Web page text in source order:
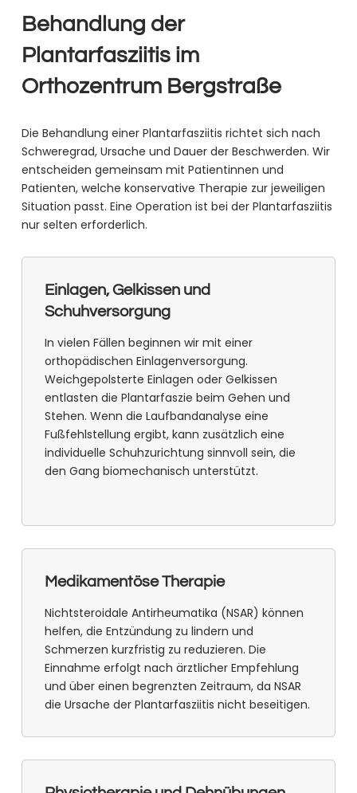
Behandlung der
Plantarfasziitis im
Orthozentrum Bergstraße
Die Behandlung einer Plantarfasziitis richtet sich nach
Schweregrad, Ursache und Dauer der Beschwerden. Wir
entscheiden gemeinsam mit Patientinnen und
Patienten, welche konservative Therapie zur jeweiligen
Situation passt. Eine Operation ist bei der Plantarfasziitis
nur selten erforderlich.
Einlagen, Gelkissen und
Schuhversorgung
In vielen Fällen beginnen wir mit einer
orthopädischen Einlagenversorgung.
Weichgepolsterte Einlagen oder Gelkissen
entlasten die Plantarfaszie beim Gehen und
Stehen. Wenn die Laufbandanalyse eine
Fußfehlstellung ergibt, kann zusätzlich eine
individuelle Schuhzurichtung sinnvoll sein, die
den Gang biomechanisch unterstützt.
Medikamentöse Therapie
Nichtsteroidale Antirheumatika (NSAR) können
helfen, die Entzündung zu lindern und
Schmerzen kurzfristig zu reduzieren. Die
Einnahme erfolgt nach ärztlicher Empfehlung
und über einen begrenzten Zeitraum, da NSAR
die Ursache der Plantarfasziitis nicht beseitigen.